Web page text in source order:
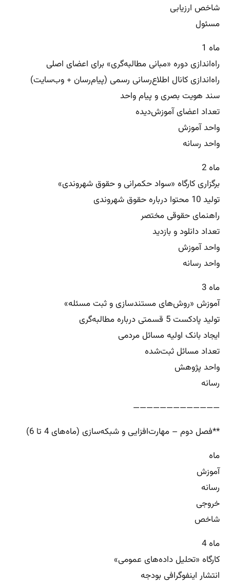
شاخص ارزیابی
مسئول
ماه 1
راه‌اندازی دوره «مبانی مطالبه‌گری» برای اعضای اصلی
راه‌اندازی کانال اطلاع‌رسانی رسمی (پیام‌رسان + وب‌سایت)
سند هویت بصری و پیام واحد
تعداد اعضای آموزش‌دیده
واحد آموزش
واحد رسانه
ماه 2
برگزاری کارگاه «سواد حکمرانی و حقوق شهروندی»
تولید 10 محتوا درباره حقوق شهروندی
راهنمای حقوقی مختصر
تعداد دانلود و بازدید
واحد آموزش
واحد رسانه
ماه 3
آموزش «روش‌های مستندسازی و ثبت مسئله»
تولید پادکست 5 قسمتی درباره مطالبه‌گری
ایجاد بانک اولیه مسائل مردمی
تعداد مسائل ثبت‌شده
واحد پژوهش
رسانه
—————————————
**فصل دوم – مهارت‌افزایی و شبکه‌سازی (ماه‌های 4 تا 6)
ماه
آموزش
رسانه
خروجی
شاخص
ماه 4
کارگاه «تحلیل داده‌های عمومی»
انتشار اینفوگرافی بودجه